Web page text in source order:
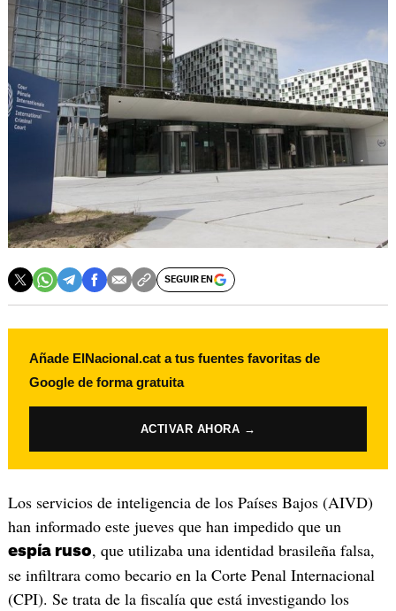
SEGUIR EN
Añade ElNacional.cat a tus fuentes favoritas de
Google de forma gratuita
ACTIVAR AHORA →
Los servicios de inteligencia de los Países Bajos (AIVD)
han informado este jueves que han impedido que un
espía ruso, que utilizaba una identidad brasileña falsa,
se infiltrara como becario en la Corte Penal Internacional
(CPI). Se trata de la fiscalía que está investigando los